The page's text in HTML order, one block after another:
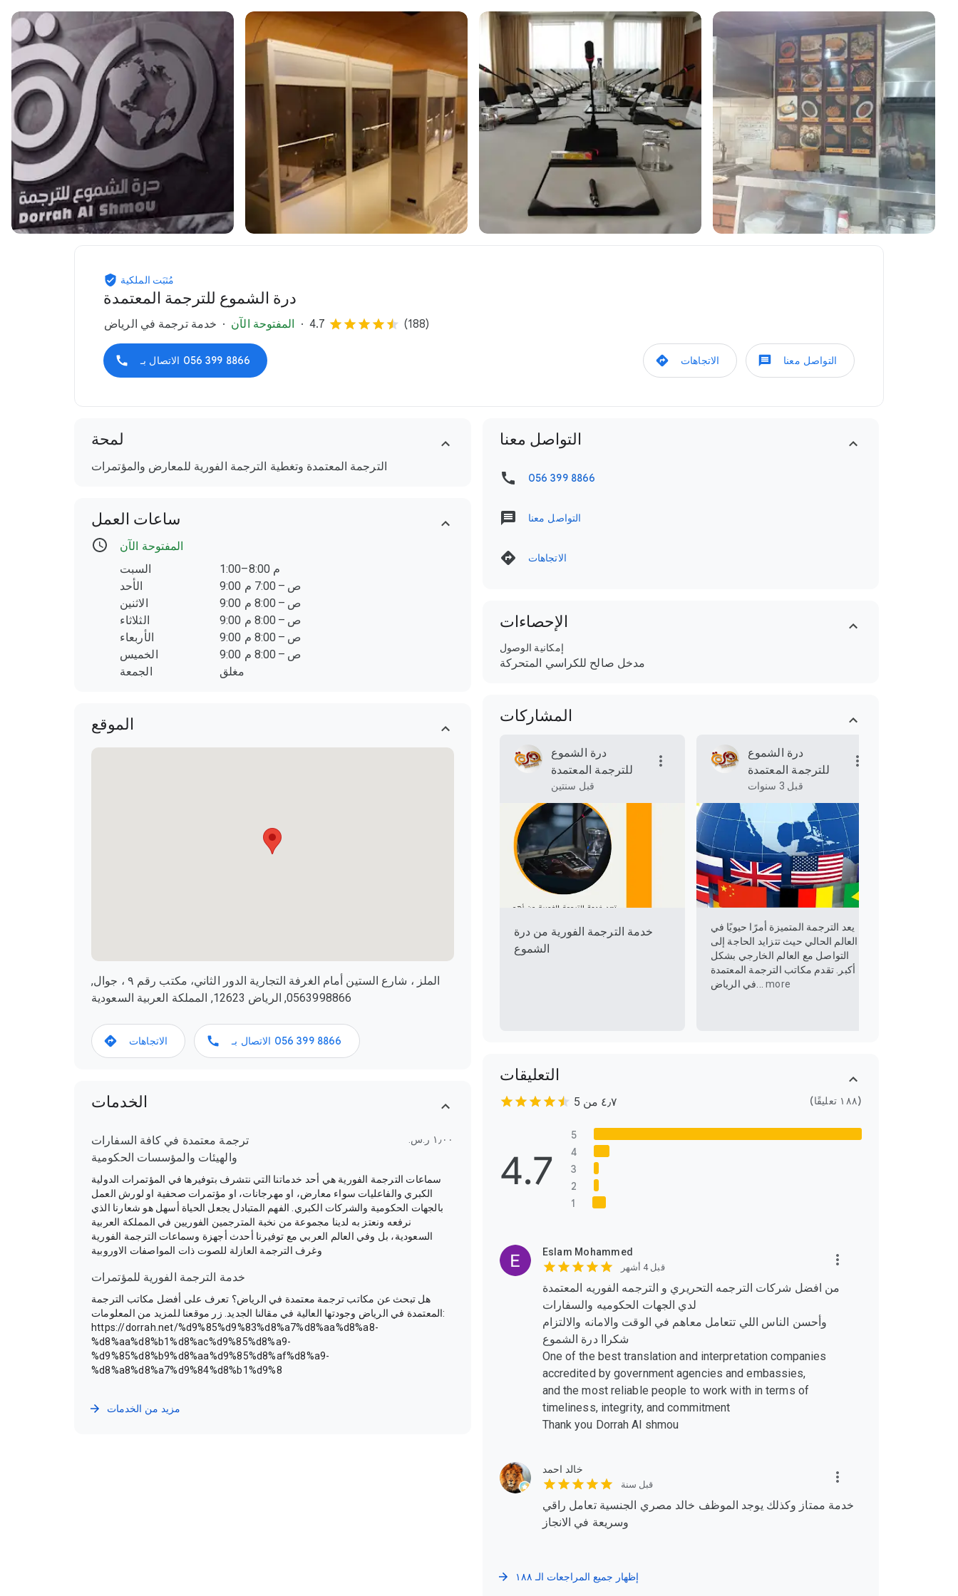
مُثبَت الملكية
درة الشموع للترجمة المعتمدة
خدمة ترجمة في الرياض المفتوحة الآن 4.7 (188)
056 399 8866 التواصل معنا الاتجاهات
لمحة
الترجمة المعتمدة وتغطية الترجمة الفورية للمعارض والمؤتمرات
ساعات العمل
المفتوحة الآن
السبت
1:00–8:00 م
الأحد
9:00 ص – 7:00 م
الاثنين
9:00 ص – 8:00 م
الثلاثاء
9:00 ص – 8:00 م
الأربعاء
9:00 ص – 8:00 م
الخميس
9:00 ص – 8:00 م
الجمعة
مغلق
الموقع
الملز ، شارع الستين أمام الغرفة التجارية الدور الثاني، مكتب رقم ٩ ، جوال,
0563998866, الرياض 12623, المملكة العربية السعودية
الاتجاهات 056 399 8866
الخدمات
ترجمة معتمدة في كافة السفارات
والهيئات والمؤسسات الحكومية
سماعات الترجمة الفورية هي أحد خدماتنا التي نتشرف بتوفيرها في المؤتمرات الدولية
الكبري والفاعليات سواء معارض، او مهرجانات، او مؤتمرات صحفية او لورش العمل
بالجهات الحكومية والشركات الكبري. الفهم المتبادل يجعل الحياة أسهل هو شعارنا الذي
نرفعه ونعتز به لدينا مجموعة من نخبة المترجمين الفوريين في المملكة العربية
السعودية، بل وفي العالم العربي مع توفيرنا أحدث أجهزة وسماعات الترجمة الفورية
وغرف الترجمة العازلة للصوت ذات المواصفات الاوروبية
خدمة الترجمة الفورية للمؤتمرات
هل تبحث عن مكاتب ترجمة معتمدة في الرياض؟ تعرف على أفضل مكاتب الترجمة
المعتمدة في الرياض وجودتها العالية في مقالنا الجديد. زر موقعنا للمزيد من المعلومات:
https://dorrah.net/%d9%85%d9%83%d8%a7%d8%aa%d8%a8-
%d8%aa%d8%b1%d8%ac%d9%85%d8%a9-
%d9%85%d8%b9%d8%aa%d9%85%d8%af%d8%a9-
%d8%a8%d8%a7%d9%84%d8%b1%d9%8
مزيد من الخدمات
التواصل معنا
056 399 8866
التواصل معنا
الاتجاهات
الإحصاءات
إمكانية الوصول
مدخل صالح للكراسي المتحركة
المشاركات
درة الشموع
للترجمة المعتمدة
قبل سنتين
خدمة الترجمة الفورية من درة
الشموع
درة الشموع
للترجمة المعتمدة
قبل 3 سنوات
يعد الترجمة المتميزة أمرًا حيويًا في
العالم الحالي حيث تتزايد الحاجة إلى
التواصل مع العالم الخارجي بشكل
أكبر. تقدم مكاتب الترجمة المعتمدة
في الرياض...more
التعليقات
‫٤٫٧ من 5 (١٨٨ تعليقًا)
4.7
5
4
3
2
1
Eslam Mohammed
قبل 4 أشهر
من افضل شركات الترجمه التحريري و الترجمه الفوريه المعتمدة
لدي الجهات الحكوميه والسفارات
وأحسن الناس اللي تتعامل معاهم في الوقت والامانه والالتزام
شكراا درة الشموع
One of the best translation and interpretation companies
accredited by government agencies and embassies,
and the most reliable people to work with in terms of
timeliness, integrity, and commitment
Thank you Dorrah Al shmou
خالد احمد
قبل سنة
خدمة ممتاز وكذلك يوجد الموظف خالد مصري الجنسية تعامل راقي
وسريعة في الانجاز
إظهار جميع المراجعات الـ ١٨٨